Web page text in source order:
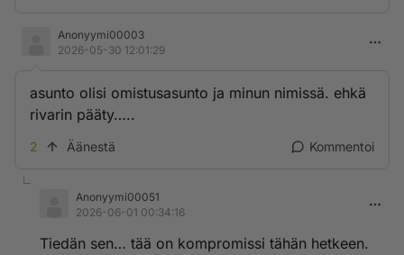
Anonyymi00003
2026-05-30 12:01:29
asunto olisi omistusasunto ja minun nimissä. ehkä
rivarin pääty…..
2 Äänestä Kommentoi
Anonyymi00051
2026-06-01 00:34:16
Tiedän sen… tää on kompromissi tähän hetkeen.